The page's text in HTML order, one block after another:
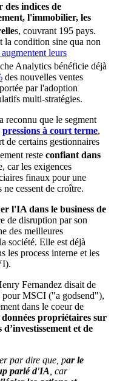
des indices de
l'immobilier, les
s, couvrant 195 pays.
la condition sine qua non
leurs
Analytics bénéficie déjà
des nouvelles ventes
par l'adoption
multi-stratégies.
reconnu que le segment
pressions à court terme,
de certains gestionnaires
reste confiant dans
car les exigences
finaux pour une
cessent de croître.
l'IA dans le business de
de disruption par son
des meilleures
société. Elle est déjà
les process interne et les
Fernandez disait de
MSCI ("a godsend"),
dans le coeur de
données propriétaires sur
et de
par dire que, par le
parlé d'IA , car